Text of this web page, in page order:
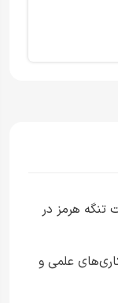
تنگه هرمز در
علمی و